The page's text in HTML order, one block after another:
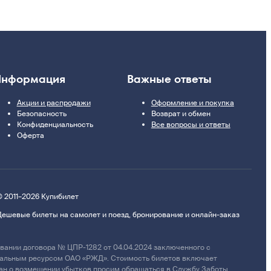
Акции и распродажи
Безопасность
Конфиденциальность
Оферта
Важные ответы
Оформление и покупка
Возврат и обмен
Все вопросы и ответы
2011–2026 Купибилет
билеты на самолет и поезд, бронирование и онлайн-заказ
договора № ЦПР-1282 от 04.04.2024 заключенного с
ресурсом ОАО «РЖД». Стоимость билетов включает